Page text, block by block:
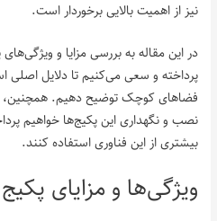
نیز از اهمیت بالایی برخوردار است.
در این مقاله به بررسی مزایا و
پرداخته و سعی می‌کنیم تا دلایل اصلی
فضاهای کوچک توضیح دهیم. همچنین،
نصب و نگهداری این پکیج‌ها خواهیم
بیشتری از این فناوری استفاده کنند.
ویژگی‌ها و مزایای